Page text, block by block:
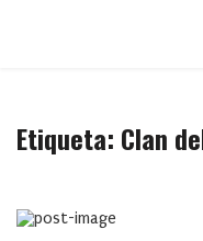
Etiqueta: Clan